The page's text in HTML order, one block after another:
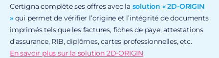
Certigna complète ses offres avec la solution « 2D-ORIGIN
»qui permet de vérifier l’origine et l’intégrité de documents
imprimés tels que les factures, fiches de paye, attestations
d’assurance, RIB, diplômes, cartes professionnelles, etc.
En savoir plus sur la solution 2D-ORIGIN